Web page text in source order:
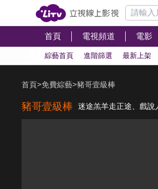
首頁 電視頻道 電影
綜藝首頁 進階篩選 最新上架
首頁>免費綜藝>豬哥壹級棒
豬哥壹級棒 迷途羔羊走正途、戲說